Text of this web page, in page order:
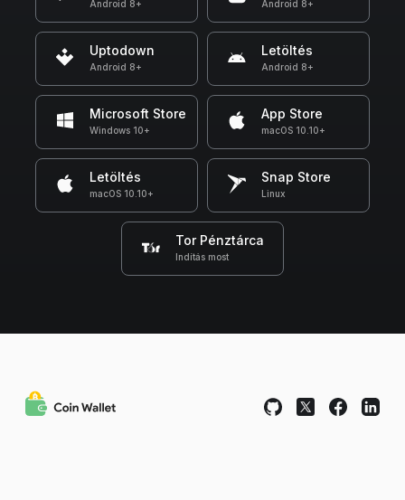
Android 8+ Android 8+
Uptodown
Android 8+
Letöltés
Android 8+
Microsoft Store
Windows 10+
App Store
macOS 10.10+
Letöltés
macOS 10.10+
Snap Store
Linux
Tor Pénztárca
Indítás most